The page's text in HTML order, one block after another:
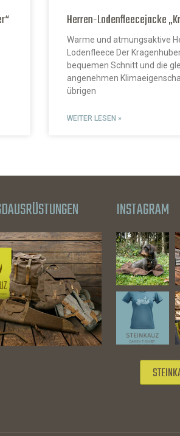
Herren-Lodenfleecejacke
Warme und atmungsaktive
Lodenfleece Der
bequemen Schnitt und die
angenehmen
übrigen
WEITER LESEN »
INSTAGRAM